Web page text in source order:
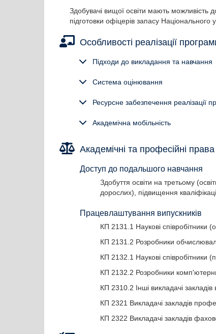
Здобувачі вищої освіти мають можливість
підготовки офіцерів запасу Національного
Особливості реалізації
Підходи до викладання та навчання
Система оцінювання
Ресурсне забезпечення реалізації
Академічна мобільність
Академічні та професійні права
Доступ до подальшого навчання
Здобуття освіти на третьому
дорослих), підвищення
Працевлаштування випускників
КП 2131.1 Наукові співробітники
КП 2131.2 Розробники
КП 2132.1 Наукові співробітники
КП 2132.2 Розробники
КП 2310.2 Інші викладачі закладів
КП 2321 Викладачі закладів
КП 2322 Викладачі закладів